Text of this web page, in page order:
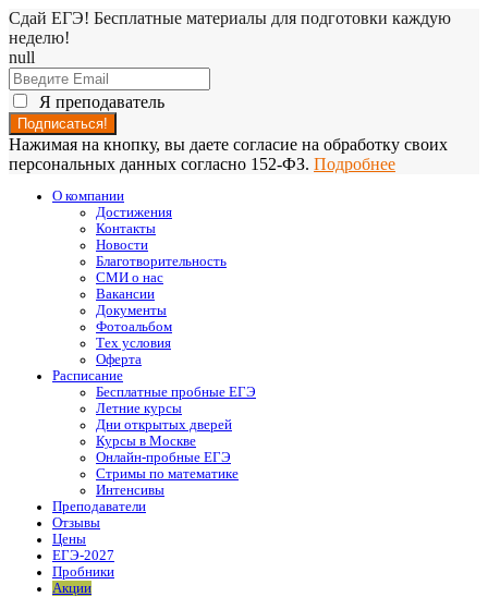
Сдай ЕГЭ! Бесплатные материалы для подготовки каждую
неделю!
null
Я преподаватель
Нажимая на кнопку, вы даете согласие на обработку своих
персональных данных согласно 152-ФЗ. Подробнее
О компании
Достижения
Контакты
Новости
Благотворительность
СМИ о нас
Вакансии
Документы
Фотоальбом
Тех условия
Оферта
Расписание
Бесплатные пробные ЕГЭ
Летние курсы
Дни открытых дверей
Курсы в Москве
Онлайн-пробные ЕГЭ
Стримы по математике
Интенсивы
Преподаватели
Отзывы
Цены
ЕГЭ-2027
Пробники
Акции